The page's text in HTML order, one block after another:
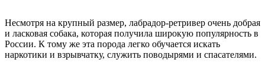
Несмотря на крупный размер, лабрадор-ретривер очень добрая
и ласковая собака, которая получила широкую популярность в
России. К тому же эта порода легко обучается искать
наркотики и взрывчатку, служить поводырями и спасателями.